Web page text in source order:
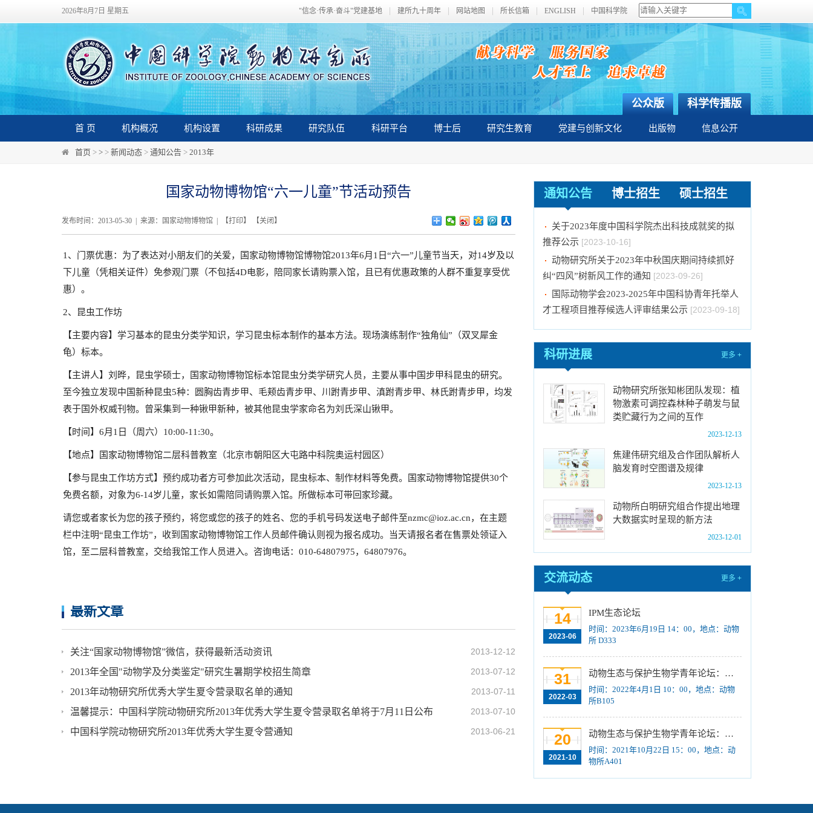
2026年8月7日 星期五 "信念·传承·奋斗"党建基地 建所九十周年 网站地图 所长信箱 ENGLISH 中国科学院
科学传播版
公众版
首 页 机构概况 机构设置 科研成果 研究队伍 科研平台 博士后 研究生教育 党建与创新文化 出版物 信息公开
首页 > > > 新闻动态 > 通知公告 > 2013年
国家动物博物馆“六一儿童”节活动预告
发布时间：2013-05-30 | 来源：国家动物博物馆 | 【打印】 【关闭 】
1、门票优惠：为了表达对小朋友们的关爱，国家动物博物馆博物馆2013年6月1日“六一”儿童节当天，对14岁及以
下儿童（凭相关证件）免参观门票（不包括4D电影，陪同家长请购票入馆，且已有优惠政策的人群不重复享受优
惠）。
2、昆虫工作坊
【主要内容】学习基本的昆虫分类学知识，学习昆虫标本制作的基本方法。现场演练制作“独角仙”（双叉犀金
龟）标本。
【主讲人】刘晔，昆虫学硕士，国家动物博物馆标本馆昆虫分类学研究人员，主要从事中国步甲科昆虫的研究。
至今独立发现中国新种昆虫5种：圆胸齿青步甲、毛颊齿青步甲、川跗青步甲、滇跗青步甲、林氏跗青步甲，均发
表于国外权威刊物。曾采集到一种锹甲新种，被其他昆虫学家命名为刘氏深山锹甲。
【时间】6月1日（周六）10:00-11:30。
【地点】国家动物博物馆二层科普教室（北京市朝阳区大屯路中科院奥运村园区）
【参与昆虫工作坊方式】预约成功者方可参加此次活动，昆虫标本、制作材料等免费。国家动物博物馆提供30个
免费名额，对象为6-14岁儿童，家长如需陪同请购票入馆。所做标本可带回家珍藏。
请您或者家长为您的孩子预约，将您或您的孩子的姓名、您的手机号码发送电子邮件至nzmc@ioz.ac.cn，在主题
栏中注明“昆虫工作坊”，收到国家动物博物馆工作人员邮件确认则视为报名成功。当天请报名者在售票处领证入
馆，至二层科普教室，交给我馆工作人员进入。咨询电话：010-64807975，64807976。
最新文章
2013-12-12
关注“国家动物博物馆”微信，获得最新活动资讯
2013-07-12
2013年全国"动物学及分类鉴定"研究生暑期学校招生简章
2013-07-11
2013年动物研究所优秀大学生夏令营录取名单的通知
2013-07-10
温馨提示：中国科学院动物研究所2013年优秀大学生夏令营录取名单将于7月11日公布
2013-06-21
中国科学院动物研究所2013年优秀大学生夏令营通知
通知公告 博士招生 硕士招生
中国科学院动物研究所国家动物博物馆文创商店
招租比选公告
[2023-12-18]
关于2023年度中国科学院杰出科技成就奖的拟
推荐公示
动物研究所关于2023年中秋国庆期间持续抓好
纠“四风”树新风工作的通知
国际动物学会2023-2025年中国科协青年托举人
才工程项目推荐候选人评审结果公示
中国科学院动物研究所2023年 “大学生创新实践
训练计划”项目公示[2023-08-21]
关于招募“‘一带一路’地区昆虫多样性格局评估
与智能监测体系关键技术培训班”学员的通知 （第
一轮）[2023-08-14]
2024年招收推荐免试硕士（含直博）研究生第
一批拟录取结果公示[2023-08-10]
中国科学院动物研究所国家动物博物馆文创商店
招租比选公告[2023-12-18]
关于2023年度中国科学院杰出科技成就奖的拟
推荐公示[2023-10-16]
动物研究所关于2023年中秋国庆期间持续抓好
国际动物学会2023-2025年中国科协青年托举人
才工程项目推荐候选人评审结果公示[2023-09-18]
2024年招收推荐免试硕士（含直博）研究生第
二批拟录取结果公示[2023-09-05]
中国科学院动物研究所2023年 “大学生创新实践
训练计划”项目公示[2023-08-21]
关于招募“‘一带一路’地区昆虫多样性格局评估
与智能监测体系关键技术培训班”学员的通知 （第
[2023-08-14]
2024年招收推荐免试硕士（含直博）研究生第
一批拟录取结果公示
科研进展 更多 +
动物研究所张知彬团队发现：植
物激素可调控森林种子萌发与鼠
类贮藏行为之间的互作
2023-12-13
焦建伟研究组及合作团队解析人
脑发育时空图谱及规律
2023-12-13
动物所白明研究组合作提出地理
大数据实时呈现的新方法
2023-12-01
交流动态 更多 +
14
2023-06
IPM生态论坛
时间：2023年6月19日 14：00，地点：动物
所 D333
31
2022-03
动物生态与保护生物学青年论坛：Regeneration enhancers and the evolution of regenerative capacities
时间：2022年4月1日 10：00，地点：动物
所B105
20
2021-10
动物生态与保护生物学青年论坛：中国大型食肉动物生态研究与保护
时间：2021年10月22日 15：00，地点：动
物所A401